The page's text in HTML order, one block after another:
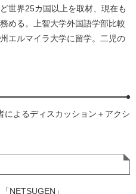
世界25カ国以上を取材、現在も
める。上智大学外国語学部比較
エルマイラ大学に留学。二児の
よるディスカッション＋アクシ
NETSUGEN」